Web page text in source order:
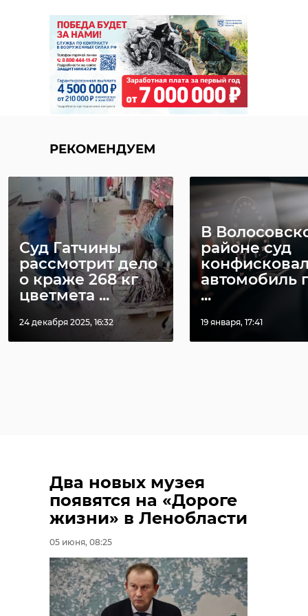
РЕКОМЕНДУЕМ
Суд Гатчины
рассмотрит дело
о краже 268 кг
цветмета ...
24 декабря 2025, 16:32
В
районе суд
автомобиль
...
19 января, 17:41
Два новых музея
появятся на «Дороге
жизни» в Ленобласти
05 июня, 08:25